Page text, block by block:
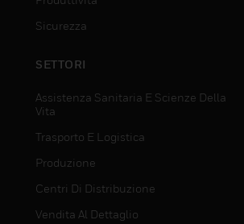
Sicurezza
SETTORI
Assistenza Sanitaria E Scienze Della
Vita
Trasporto E Logistica
Produzione
Centri Di Distribuzione
Vendita Al Dettaglio